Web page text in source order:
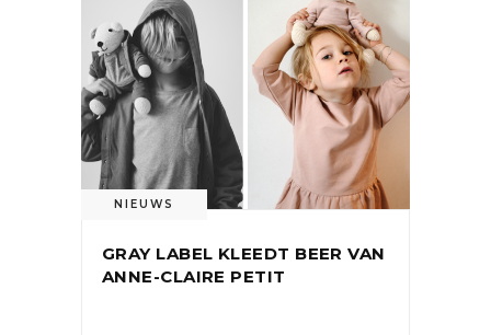
NIEUWS
GRAY LABEL KLEEDT BEER VAN
ANNE-CLAIRE PETIT